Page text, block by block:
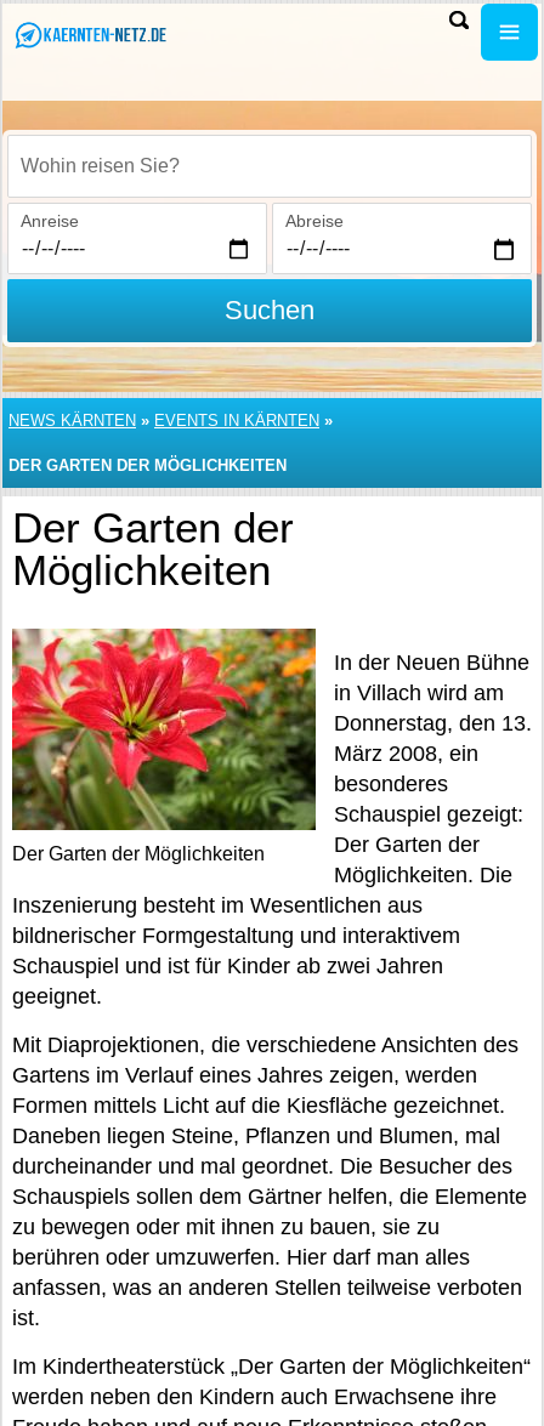
Wohin reisen Sie?
Anreise Abreise
Suchen
NEWS KÄRNTEN » EVENTS IN KÄRNTEN »
DER GARTEN DER MÖGLICHKEITEN
Der Garten der
Möglichkeiten
Der Garten der Möglichkeiten
In der Neuen Bühne
in Villach wird am
Donnerstag, den 13.
März 2008, ein
besonderes
Schauspiel gezeigt:
Der Garten der
Möglichkeiten. Die
Inszenierung besteht im Wesentlichen aus
bildnerischer Formgestaltung und interaktivem
Schauspiel und ist für Kinder ab zwei Jahren
geeignet.
Mit Diaprojektionen, die verschiedene Ansichten des
Gartens im Verlauf eines Jahres zeigen, werden
Formen mittels Licht auf die Kiesfläche gezeichnet.
Daneben liegen Steine, Pflanzen und Blumen, mal
durcheinander und mal geordnet. Die Besucher des
Schauspiels sollen dem Gärtner helfen, die Elemente
zu bewegen oder mit ihnen zu bauen, sie zu
berühren oder umzuwerfen. Hier darf man alles
anfassen, was an anderen Stellen teilweise verboten
ist.
Im Kindertheaterstück „Der Garten der Möglichkeiten“
werden neben den Kindern auch Erwachsene ihre